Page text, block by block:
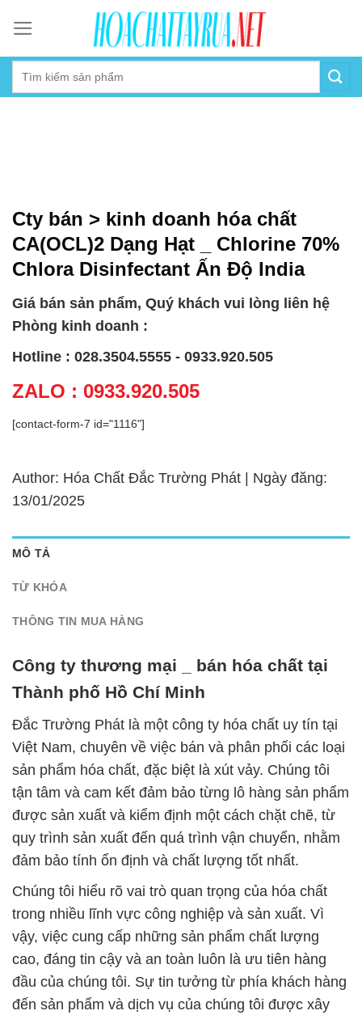
content
Cty bán > kinh doanh hóa chất
CA(OCL)2 Dạng Hạt _ Chlorine 70%
Chlora Disinfectant Ấn Độ India
Giá bán sản phẩm, Quý khách vui lòng liên hệ
Phòng kinh doanh :
Hotline : 028.3504.5555 - 0933.920.505
ZALO : 0933.920.505
[contact-form-7 id="1116"]
Author: Hóa Chất Đắc Trường Phát | Ngày đăng:
13/01/2025
MÔ TẢ
TỪ KHÓA
THÔNG TIN MUA HÀNG
Công ty thương mại _ bán hóa chất tại
Thành phố Hồ Chí Minh
Đắc Trường Phát là một công ty hóa chất uy tín tại
Việt Nam, chuyên về việc bán và phân phối các loại
sản phẩm hóa chất, đặc biệt là xút vảy. Chúng tôi
tận tâm và cam kết đảm bảo từng lô hàng sản phẩm
được sản xuất và kiểm định một cách chặt chẽ, từ
quy trình sản xuất đến quá trình vận chuyển, nhằm
đảm bảo tính ổn định và chất lượng tốt nhất.
Chúng tôi hiểu rõ vai trò quan trọng của hóa chất
trong nhiều lĩnh vực công nghiệp và sản xuất. Vì
vậy, việc cung cấp những sản phẩm chất lượng
cao, đáng tin cậy và an toàn luôn là ưu tiên hàng
đầu của chúng tôi. Sự tin tưởng từ phía khách hàng
đến sản phẩm và dịch vụ của chúng tôi được xây